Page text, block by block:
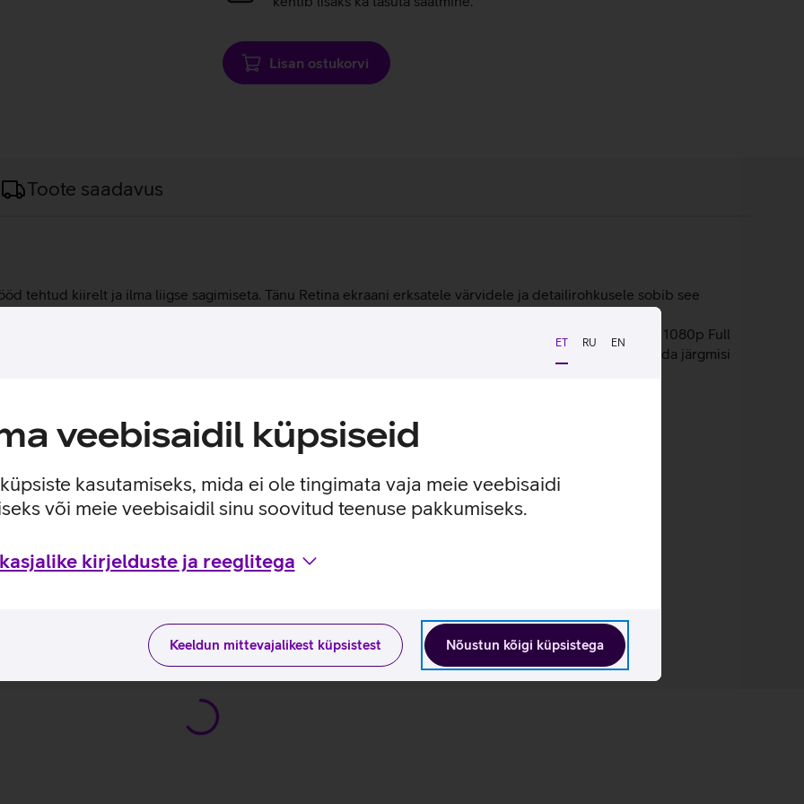
ET RU EN
veebisaidil küpsiseid
kasutamiseks, mida ei ole tingimata vaja meie veebisaidi
või meie veebisaidil sinu soovitud teenuse pakkumiseks.
kirjelduste ja reeglitega
Nõustun kõigi küpsistega
Keeldun mittevajalikest küpsistest
Lisan ostukorvi
Toote saadavus
tehtud kiirelt ja ilma liigse sagimiseta. Tänu Retina ekraani erksatele värvidele ja detailirohkusele sobib see
töötamiseks kui ka joonistamiseks. A13 Bionic kiibi abil saate töödelda mugavalt fotosid, mängida
ning kasutada korraga mitut rakendust. 8 Mpix tagumine kaamera jäädvustab kvaliteetseid pilte ja 1080p Full
saad teha märkmeid, anda allkirju, täiendada dokumente, kujundad mõnda logo või visandad enda järgmisi
ümbritseva keskkonna valgustatusega.
alati fookuses.